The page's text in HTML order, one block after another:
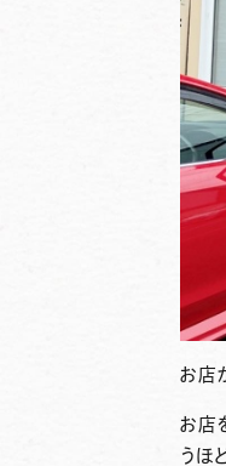
お店
お店
うほ